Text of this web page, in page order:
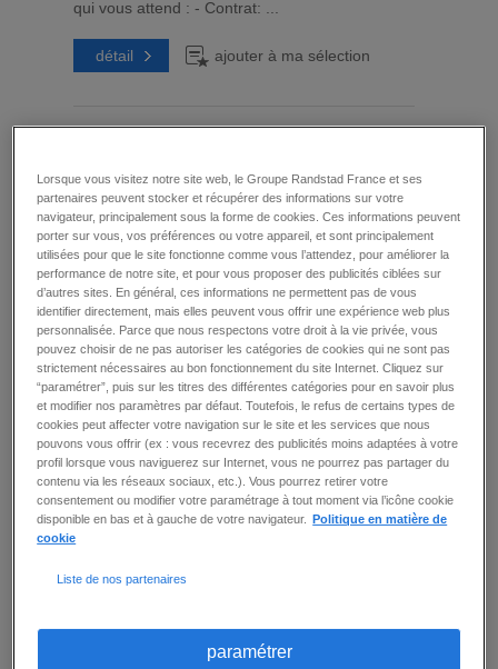
qui vous attend : - Contrat: ...
détail ajouter à ma sélection
Creteil (94)-intérim -20 - 22 € / heure -Publié le : 5
août 2026
Prêt(e) à transformer chaque soin en impact au
sein d'un hôpital comme Infirmier(ère) (F/H) ?
Au sein d'un établissement hospitalier, vous
assurez des soins humains et coordonnés
auprès de patients aux besoins complexes -
Prenez en charge les polypathologies, la
dépendance et les soins de confort ou de fin de
vie - Collaborez activement avec l'équipe
pluridisciplinaire pour garantir une continuité de
soins exemplaire - Établissez une
communication attentive avec les patients et
leurs ...
détail ajouter à ma sélection
INFIRMIER DE (F/H) EN
Creteil (94)-intérim-20 - 22 € / heure -Publié le :5
Lorsque vous visitez notre site web, le Groupe Randstad France et ses
partenaires peuvent stocker et récupérer des informations sur votre
navigateur, principalement sous la forme de cookies. Ces informations peuvent
porter sur vous, vos préférences ou votre appareil, et sont principalement
utilisées pour que le site fonctionne comme vous l’attendez, pour améliorer la
performance de notre site, et pour vous proposer des publicités ciblées sur
d’autres sites. En général, ces informations ne permettent pas de vous
identifier directement, mais elles peuvent vous offrir une expérience web plus
personnalisée. Parce que nous respectons votre droit à la vie privée, vous
pouvez choisir de ne pas autoriser les catégories de cookies qui ne sont pas
strictement nécessaires au bon fonctionnement du site Internet. Cliquez sur
“paramétrer”, puis sur les titres des différentes catégories pour en savoir plus
et modifier nos paramètres par défaut. Toutefois, le refus de certains types de
cookies peut affecter votre navigation sur le site et les services que nous
pouvons vous offrir (ex : vous recevrez des publicités moins adaptées à votre
profil lorsque vous naviguerez sur Internet, vous ne pourrez pas partager du
contenu via les réseaux sociaux, etc.). Vous pourrez retirer votre
consentement ou modifier votre paramétrage à tout moment via l’icône cookie
disponible en bas et à gauche de votre navigateur.
Politique en matière de
cookie
Liste de nos partenaires
paramétrer